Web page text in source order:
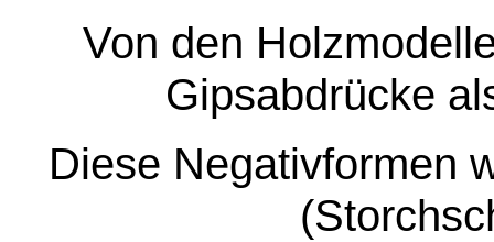
Von den
Gipsabdrücke
Diese Negativformen